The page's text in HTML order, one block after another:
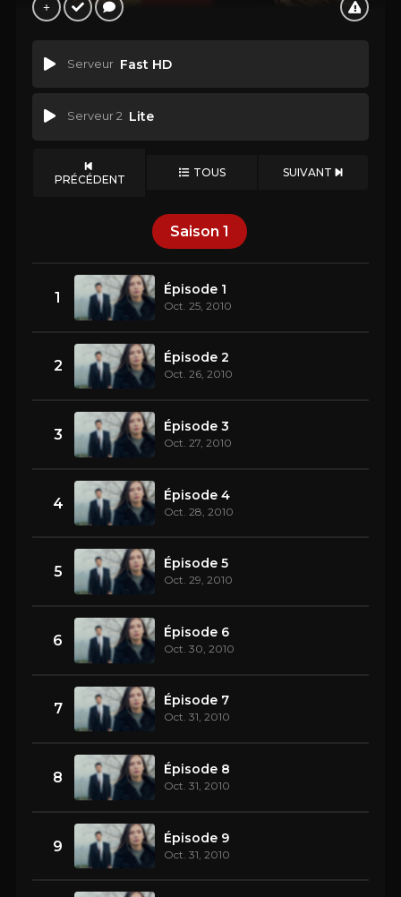
Serveur Fast HD
Serveur 2 Lite
PRÉCÉDENT TOUS SUIVANT
Saison 1
1 Épisode 1
Oct. 25, 2010
2 Épisode 2
Oct. 26, 2010
3 Épisode 3
Oct. 27, 2010
4 Épisode 4
Oct. 28, 2010
5 Épisode 5
Oct. 29, 2010
6 Épisode 6
Oct. 30, 2010
7 Épisode 7
Oct. 31, 2010
8 Épisode 8
Oct. 31, 2010
9 Épisode 9
Oct. 31, 2010